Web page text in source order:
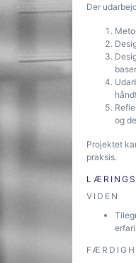
Der
og
Projektet
praksis.
VIDEN